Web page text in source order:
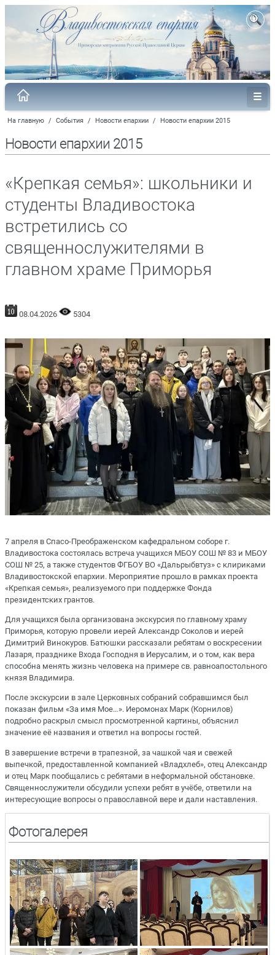
На главную / События / Новости епархии / Новости епархии 2015
Новости епархии 2015
«Крепкая семья»: школьники и
студенты Владивостока
встретились со
священнослужителями в
главном храме Приморья
08.04.2026 5304
7 апреля в Спасо-Преображенском кафедральном соборе г.
Владивостока состоялась встреча учащихся МБОУ СОШ № 83 и МБОУ
СОШ № 25, а также студентов ФГБОУ ВО «Дальрыбвтуз» с клириками
Владивостокской епархии. Мероприятие прошло в рамках проекта
«Крепкая семья», реализуемого при поддержке Фонда
президентских грантов.
Для учащихся была организована экскурсия по главному храму
Приморья, которую провели иерей Александр Соколов и иерей
Димитрий Винокуров. Батюшки рассказали ребятам о воскресении
Лазаря, празднике Входа Господня в Иерусалим, и о том, как вера
способна менять жизнь человека на примере св. равноапостольного
князя Владимира.
После экскурсии в зале Церковных собраний собравшимся был
показан фильм «За имя Мое…». Иеромонах Марк (Корнилов)
подробно раскрыл смысл просмотренной картины, объяснил
значение её названия и ответил на вопросы гостей.
В завершение встречи в трапезной, за чашкой чая и свежей
выпечкой, предоставленной компанией «Владхлеб», отец Александр
и отец Марк пообщались с ребятами в неформальной обстановке.
Священнослужители обсудили успехи ребят в учёбе, ответили на
интересующие вопросы о православной вере и дали наставления.
Фотогалерея